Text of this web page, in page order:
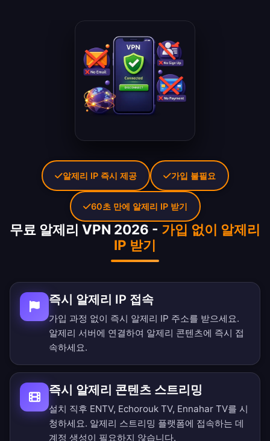
무료 알제리 VPN 2026 - 가입 없이 알제리
IP 받기
즉시 알제리 IP 접속
가입 과정 없이 즉시 알제리 IP 주소를 받으세요.
알제리 서버에 연결하여 알제리 콘텐츠에 즉시 접
속하세요.
즉시 알제리 콘텐츠 스트리밍
설치 직후 ENTV, Echorouk TV, Ennahar TV를 시
청하세요. 알제리 스트리밍 플랫폼에 접속하는 데
계정 생성이 필요하지 않습니다.
알제리 IP 즉시 제공 가입 불필요
60초 만에 알제리 IP 받기